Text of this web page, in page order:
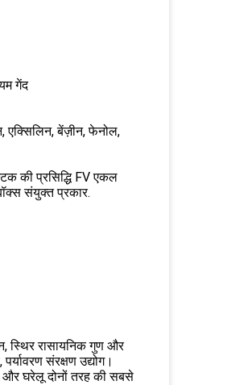
गेंद
एक्सिलिन, बेंज़ीन, फेनोल,
की प्रसिद्धि FV एकल
संयुक्त प्रकार.
स्थिर रासायनिक गुण और
संरक्षण उद्योग।
और घरेलू दोनों तरह की सबसे